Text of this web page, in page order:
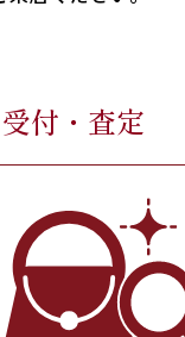
受付・査定